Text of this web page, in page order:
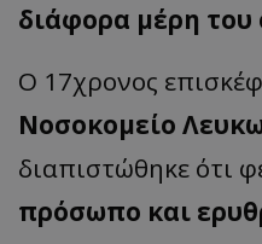
διάφορα μέρη
Ο 17χρονος
Νοσοκομείο
διαπιστώθηκε ότι
πρόσωπο και